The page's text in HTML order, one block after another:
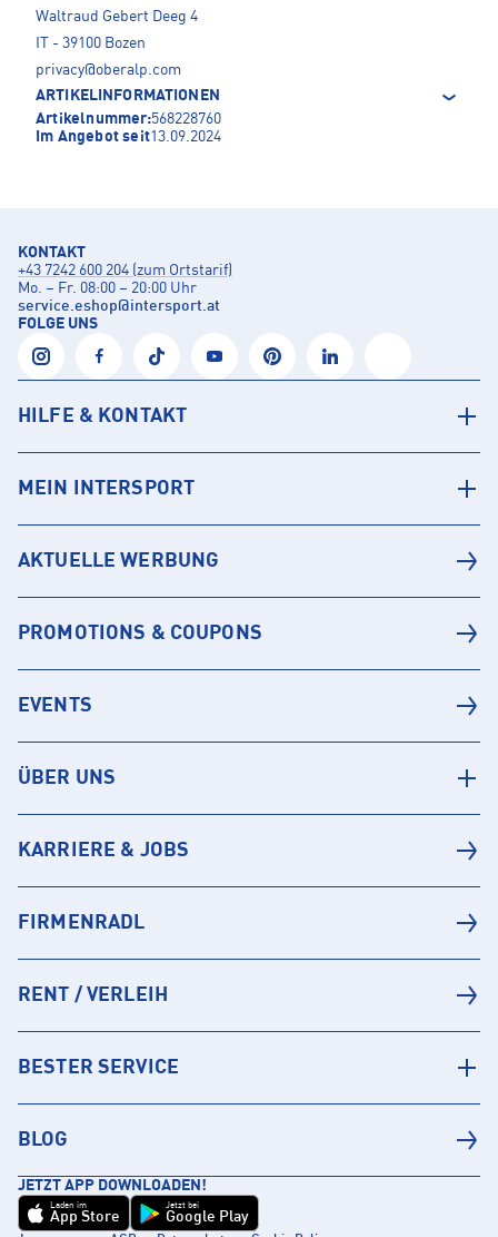
Waltraud Gebert Deeg 4
IT - 39100 Bozen
privacy@oberalp.com
ARTIKELINFORMATIONEN
Artikelnummer:568228760
Im Angebot seit13.09.2024
KONTAKT
+43 7242 600 204 (zum Ortstarif)
Mo. – Fr. 08:00 – 20:00 Uhr
service.eshop@intersport.at
FOLGE UNS
HILFE & KONTAKT
MEIN INTERSPORT
AKTUELLE WERBUNG
PROMOTIONS & COUPONS
EVENTS
ÜBER UNS
KARRIERE & JOBS
FIRMENRADL
RENT / VERLEIH
BESTER SERVICE
BLOG
JETZT APP DOWNLOADEN!
Laden im
App Store
Jetzt bei
Google Play